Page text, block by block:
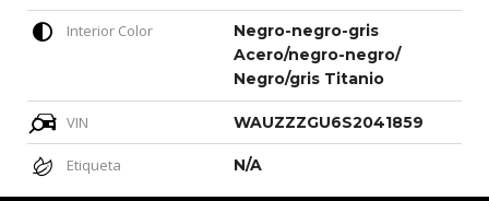
Interior Color
Negro-negro-gris
Acero/negro-negro/
Negro/gris Titanio
VIN WAUZZZGU6S2041859
Etiqueta N/A